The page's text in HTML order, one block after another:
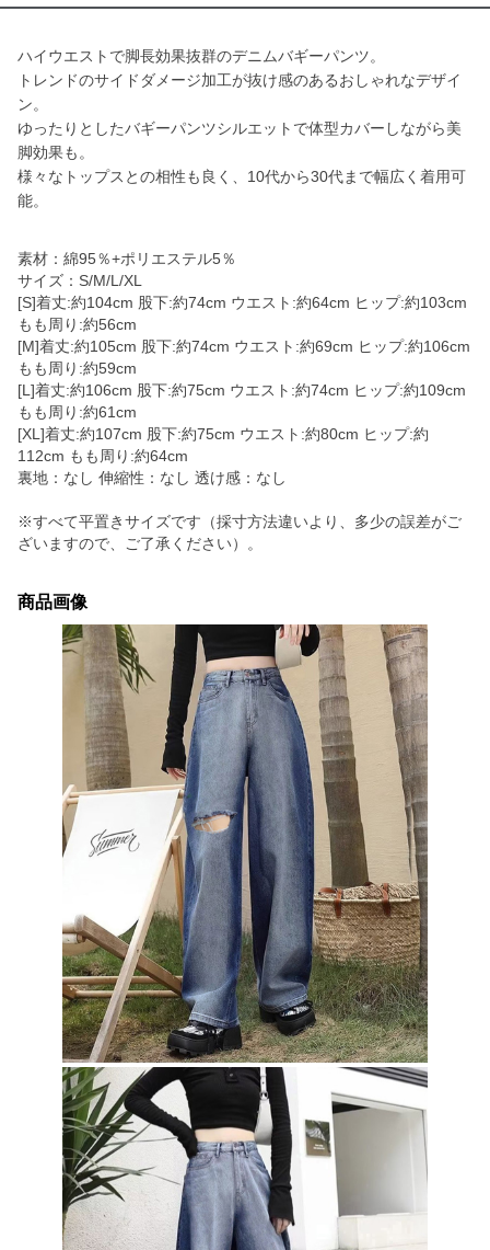
ハイウエストで脚長効果抜群のデニムバギーパンツ。
トレンドのサイドダメージ加工が抜け感のあるおしゃれなデザイ
ン。
ゆったりとしたバギーパンツシルエットで体型カバーしながら美
脚効果も。
様々なトップスとの相性も良く、10代から30代まで幅広く着用可
能。
素材：綿95％+ポリエステル5％
サイズ：S/M/L/XL
[S]着丈:約104cm 股下:約74cm ウエスト:約64cm ヒップ:約103cm
もも周り:約56cm
[M]着丈:約105cm 股下:約74cm ウエスト:約69cm ヒップ:約106cm
もも周り:約59cm
[L]着丈:約106cm 股下:約75cm ウエスト:約74cm ヒップ:約109cm
もも周り:約61cm
[XL]着丈:約107cm 股下:約75cm ウエスト:約80cm ヒップ:約
112cm もも周り:約64cm
裏地：なし 伸縮性：なし 透け感：なし
※すべて平置きサイズです（採寸方法違いより、多少の誤差がご
ざいますので、ご了承ください）。
商品画像